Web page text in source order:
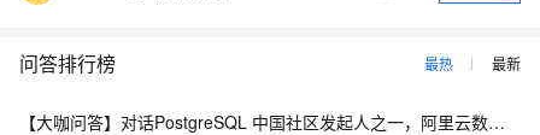
问答排行榜 最热 最新
【大咖问答】对话PostgreSQL 中国社区发起人之一，阿里云数据库高级专家 德哥